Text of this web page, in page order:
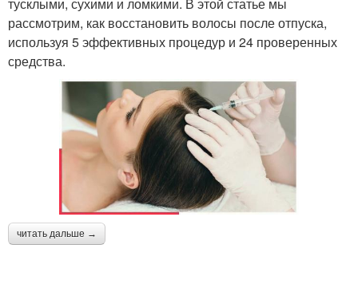
рассмотрим, как восстановить волосы после отпуска,
используя 5 эффективных процедур и 24 проверенных
средства.
читать дальше →